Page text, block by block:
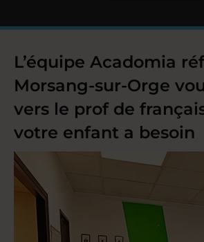
L’équipe Acadomia
Morsang-sur-Orge
vers le prof de
votre enfant a besoin